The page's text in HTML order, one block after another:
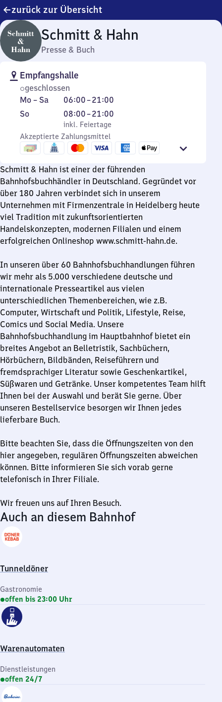
zurück zur Übersicht
Schmitt & Hahn
Presse & Buch
Empfangshalle
geschlossen
Montag
bis
Mo – Sa 06:00–21:00
Von
6
Uhr
bis
21
Sonntag
So,
inkl. Feiertage
08:00–21:00
Von
8
Uhr
bis
Uhr
inkl. Feiertage
Akzeptierte Zahlungsmittel
Schmitt & Hahn ist einer der führenden
Bahnhofsbuchhändler in Deutschland. Gegründet vor
über 180 Jahren verbindet sich in unserem
Unternehmen mit Firmenzentrale in Heidelberg heute
viel Tradition mit zukunftsorientierten
Handelskonzepten, modernen Filialen und einem
erfolgreichen Onlineshop www.schmitt-hahn.de.
In unseren über 60 Bahnhofsbuchhandlungen führen
wir mehr als 5.000 verschiedene deutsche und
internationale Presseartikel aus vielen
unterschiedlichen Themenbereichen, wie z.B.
Computer, Wirtschaft und Politik, Lifestyle, Reise,
Comics und Social Media. Unsere
Bahnhofsbuchhandlung im Hauptbahnhof bietet ein
breites Angebot an Belletristik, Sachbüchern,
Hörbüchern, Bildbänden, Reiseführern und
fremdsprachiger Literatur sowie Geschenkartikel,
Süßwaren und Getränke. Unser kompetentes Team hilft
Ihnen bei der Auswahl und berät Sie gerne. Über
unseren Bestellservice besorgen wir Ihnen jedes
lieferbare Buch.
Bitte beachten Sie, dass die Öffnungszeiten von den
hier angegeben, regulären Öffnungszeiten abweichen
können. Bitte informieren Sie sich vorab gerne
telefonisch in Ihrer Filiale.
Wir freuen uns auf Ihren Besuch.
Auch an diesem Bahnhof
Tunneldöner
Gastronomie
offen bis 23:00 Uhr
Warenautomaten
Dienstleistungen
offen 24/7